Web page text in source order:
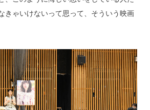
きゃいけないって思って、そういう映画